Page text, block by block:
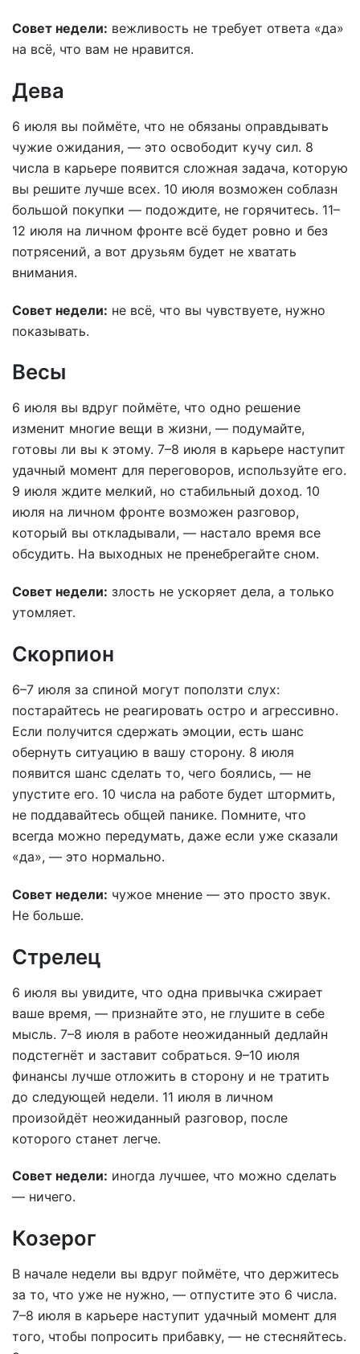
Совет недели: вежливость не требует ответа «да»
на всё, что вам не нравится.
Дева
6 июля вы поймёте, что не обязаны оправдывать
чужие ожидания, — это освободит кучу сил. 8
числа в карьере появится сложная задача, которую
вы решите лучше всех. 10 июля возможен соблазн
большой покупки — подождите, не горячитесь. 11–
12 июля на личном фронте всё будет ровно и без
потрясений, а вот друзьям будет не хватать
внимания.
Совет недели: не всё, что вы чувствуете, нужно
показывать.
Весы
6 июля вы вдруг поймёте, что одно решение
изменит многие вещи в жизни, — подумайте,
готовы ли вы к этому. 7–8 июля в карьере наступит
удачный момент для переговоров, используйте его.
9 июля ждите мелкий, но стабильный доход. 10
июля на личном фронте возможен разговор,
который вы откладывали, — настало время все
обсудить. На выходных не пренебрегайте сном.
Совет недели: злость не ускоряет дела, а только
утомляет.
Скорпион
6–7 июля за спиной могут поползти слух:
постарайтесь не реагировать остро и агрессивно.
Если получится сдержать эмоции, есть шанс
обернуть ситуацию в вашу сторону. 8 июля
появится шанс сделать то, чего боялись, — не
упустите его. 10 числа на работе будет штормить,
не поддавайтесь общей панике. Помните, что
всегда можно передумать, даже если уже сказали
«да», — это нормально.
Совет недели: чужое мнение — это просто звук.
Не больше.
Стрелец
6 июля вы увидите, что одна привычка сжирает
ваше время, — признайте это, не глушите в себе
мысль. 7–8 июля в работе неожиданный дедлайн
подстегнёт и заставит собраться. 9–10 июля
финансы лучше отложить в сторону и не тратить
до следующей недели. 11 июля в личном
произойдёт неожиданный разговор, после
которого станет легче.
Совет недели: иногда лучшее, что можно сделать
— ничего.
Козерог
В начале недели вы вдруг поймёте, что держитесь
за то, что уже не нужно, — отпустите это 6 числа.
7–8 июля в карьере наступит удачный момент для
того, чтобы попросить прибавку, — не стесняйтесь.